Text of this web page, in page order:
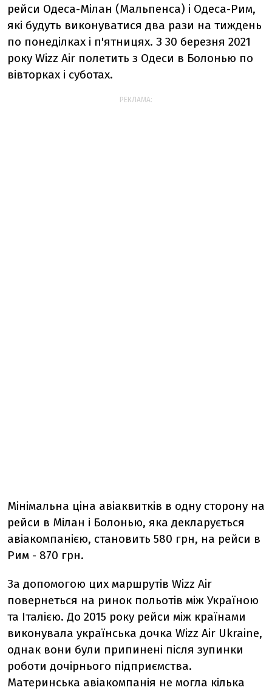
рейси Одеса-Мілан (Мальпенса) і Одеса-Рим,
які будуть виконуватися два рази на тиждень
по понеділках і п'ятницях. З 30 березня 2021
року Wizz Air полетить з Одеси в Болонью по
вівторках і суботах.
РЕКЛАМА:
Мінімальна ціна авіаквитків в одну сторону на
рейси в Мілан і Болонью, яка декларується
авіакомпанією, становить 580 грн, на рейси в
Рим - 870 грн.
За допомогою цих маршрутів Wizz Air
повернеться на ринок польотів між Україною
та Італією. До 2015 року рейси між країнами
виконувала українська дочка Wizz Air Ukraine,
однак вони були припинені після зупинки
роботи дочірнього підприємства.
Материнська авіакомпанія не могла кілька